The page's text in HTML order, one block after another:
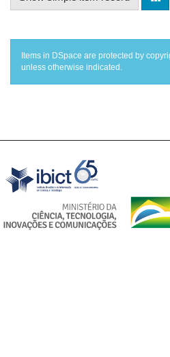
Items in DSpace are protected by
unless otherwise indicated.